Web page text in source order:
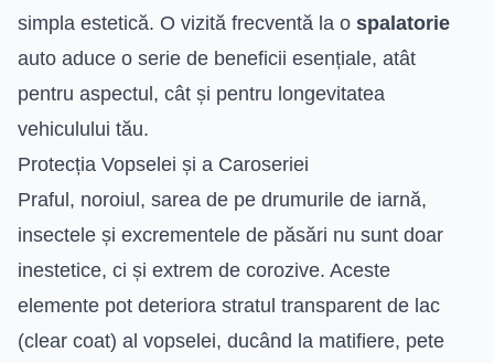
simpla estetică. O vizită frecventă la o spalatorie
auto aduce o serie de beneficii esențiale, atât
pentru aspectul, cât și pentru longevitatea
vehiculului tău.
Protecția Vopselei și a Caroseriei
Praful, noroiul, sarea de pe drumurile de iarnă,
insectele și excrementele de păsări nu sunt doar
inestetice, ci și extrem de corozive. Aceste
elemente pot deteriora stratul transparent de lac
(clear coat) al vopselei, ducând la matifiere, pete